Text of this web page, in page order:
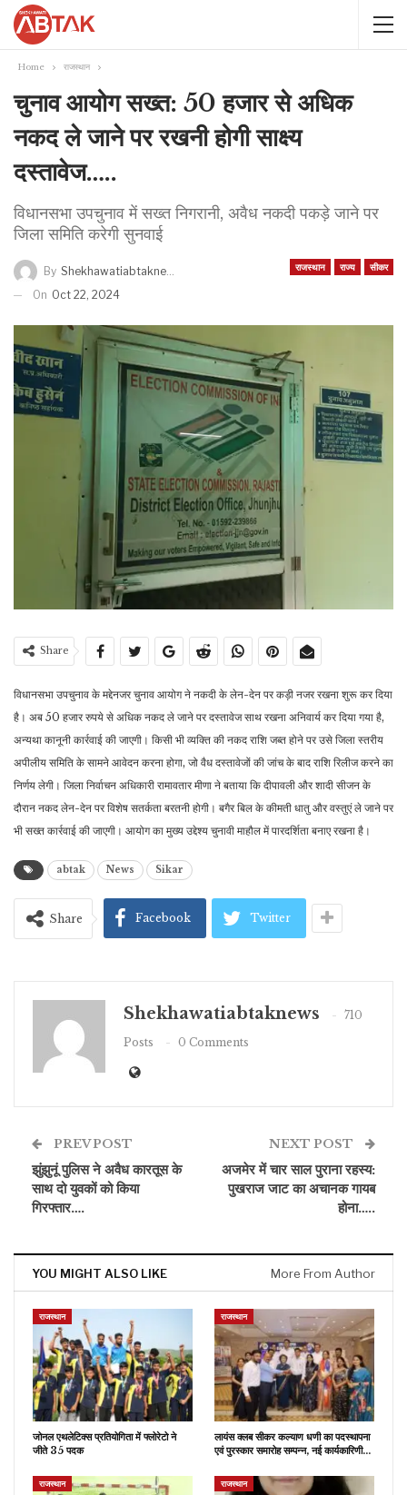
Home राजस्थान
चुनाव आयोग सख्त: 50 हजार से अधिक
नकद ले जाने पर रखनी होगी साक्ष्य
दस्तावेज…..
विधानसभा उपचुनाव में सख्त निगरानी, अवैध नकदी पकड़े जाने पर
जिला समिति करेगी सुनवाई
राजस्थान राज्य सीकर
By Shekhawatiabtaknews
On Oct 22, 2024
Share
विधानसभा उपचुनाव के मद्देनजर चुनाव आयोग ने नकदी के लेन-देन पर कड़ी नजर रखना शुरू कर दिया
है। अब 50 हजार रुपये से अधिक नकद ले जाने पर दस्तावेज साथ रखना अनिवार्य कर दिया गया है,
अन्यथा कानूनी कार्रवाई की जाएगी। किसी भी व्यक्ति की नकद राशि जब्त होने पर उसे जिला स्तरीय
अपीलीय समिति के सामने आवेदन करना होगा, जो वैध दस्तावेजों की जांच के बाद राशि रिलीज करने का
निर्णय लेगी। जिला निर्वाचन अधिकारी रामावतार मीणा ने बताया कि दीपावली और शादी सीजन के
दौरान नकद लेन-देन पर विशेष सतर्कता बरतनी होगी। बगैर बिल के कीमती धातु और वस्तुएं ले जाने पर
भी सख्त कार्रवाई की जाएगी। आयोग का मुख्य उद्देश्य चुनावी माहौल में पारदर्शिता बनाए रखना है।
abtak News Sikar
Share Facebook Twitter
Shekhawatiabtaknews
710
Posts
0 Comments
PREV POST
झुंझुनूं पुलिस ने अवैध कारतूस के
साथ दो युवकों को किया
गिरफ्तार….
NEXT POST
अजमेर में चार साल पुराना रहस्य:
पुखराज जाट का अचानक गायब
होना…..
YOU MIGHT ALSO LIKE More From Author
राजस्थान
जोनल एथलेटिक्स प्रतियोगिता में फ्लोरेटो ने
जीते 35 पदक
राजस्थान
लायंस क्लब सीकर कल्याण धणी का पदस्थापना
एवं पुरस्कार समारोह सम्पन्न, नई कार्यकारिणी…
राजस्थान राजस्थान